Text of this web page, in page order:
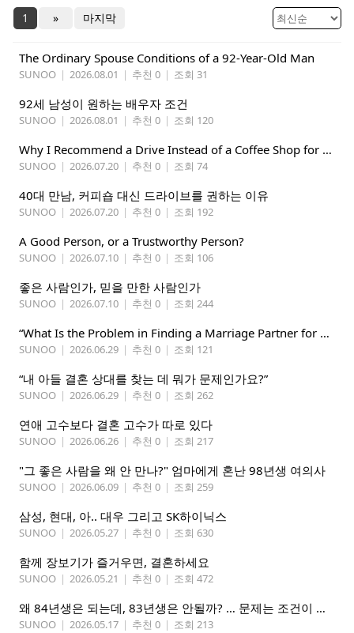
1 » 마지막
The Ordinary Spouse Conditions of a 92-Year-Old Man
SUNOO | 2026.08.01 | 추천 0 | 조회 31
92세 남성이 원하는 배우자 조건
SUNOO | 2026.08.01 | 추천 0 | 조회 120
Why I Recommend a Drive Instead of a Coffee Shop for People Dating in Their 40s
SUNOO | 2026.07.20 | 추천 0 | 조회 74
40대 만남, 커피숍 대신 드라이브를 권하는 이유
SUNOO | 2026.07.20 | 추천 0 | 조회 192
A Good Person, or a Trustworthy Person?
SUNOO | 2026.07.10 | 추천 0 | 조회 106
좋은 사람인가, 믿을 만한 사람인가
SUNOO | 2026.07.10 | 추천 0 | 조회 244
“What Is the Problem in Finding a Marriage Partner for My Son?”
SUNOO | 2026.06.29 | 추천 0 | 조회 121
“내 아들 결혼 상대를 찾는 데 뭐가 문제인가요?”
SUNOO | 2026.06.29 | 추천 0 | 조회 262
연애 고수보다 결혼 고수가 따로 있다
SUNOO | 2026.06.26 | 추천 0 | 조회 217
"그 좋은 사람을 왜 안 만나?" 엄마에게 혼난 98년생 여의사
SUNOO | 2026.06.09 | 추천 0 | 조회 259
삼성, 현대, 아.. 대우 그리고 SK하이닉스
SUNOO | 2026.05.27 | 추천 0 | 조회 630
함께 장보기가 즐거우면, 결혼하세요
SUNOO | 2026.05.21 | 추천 0 | 조회 472
왜 84년생은 되는데, 83년생은 안될까? … 문제는 조건이 아니라 고집
SUNOO | 2026.05.17 | 추천 0 | 조회 213